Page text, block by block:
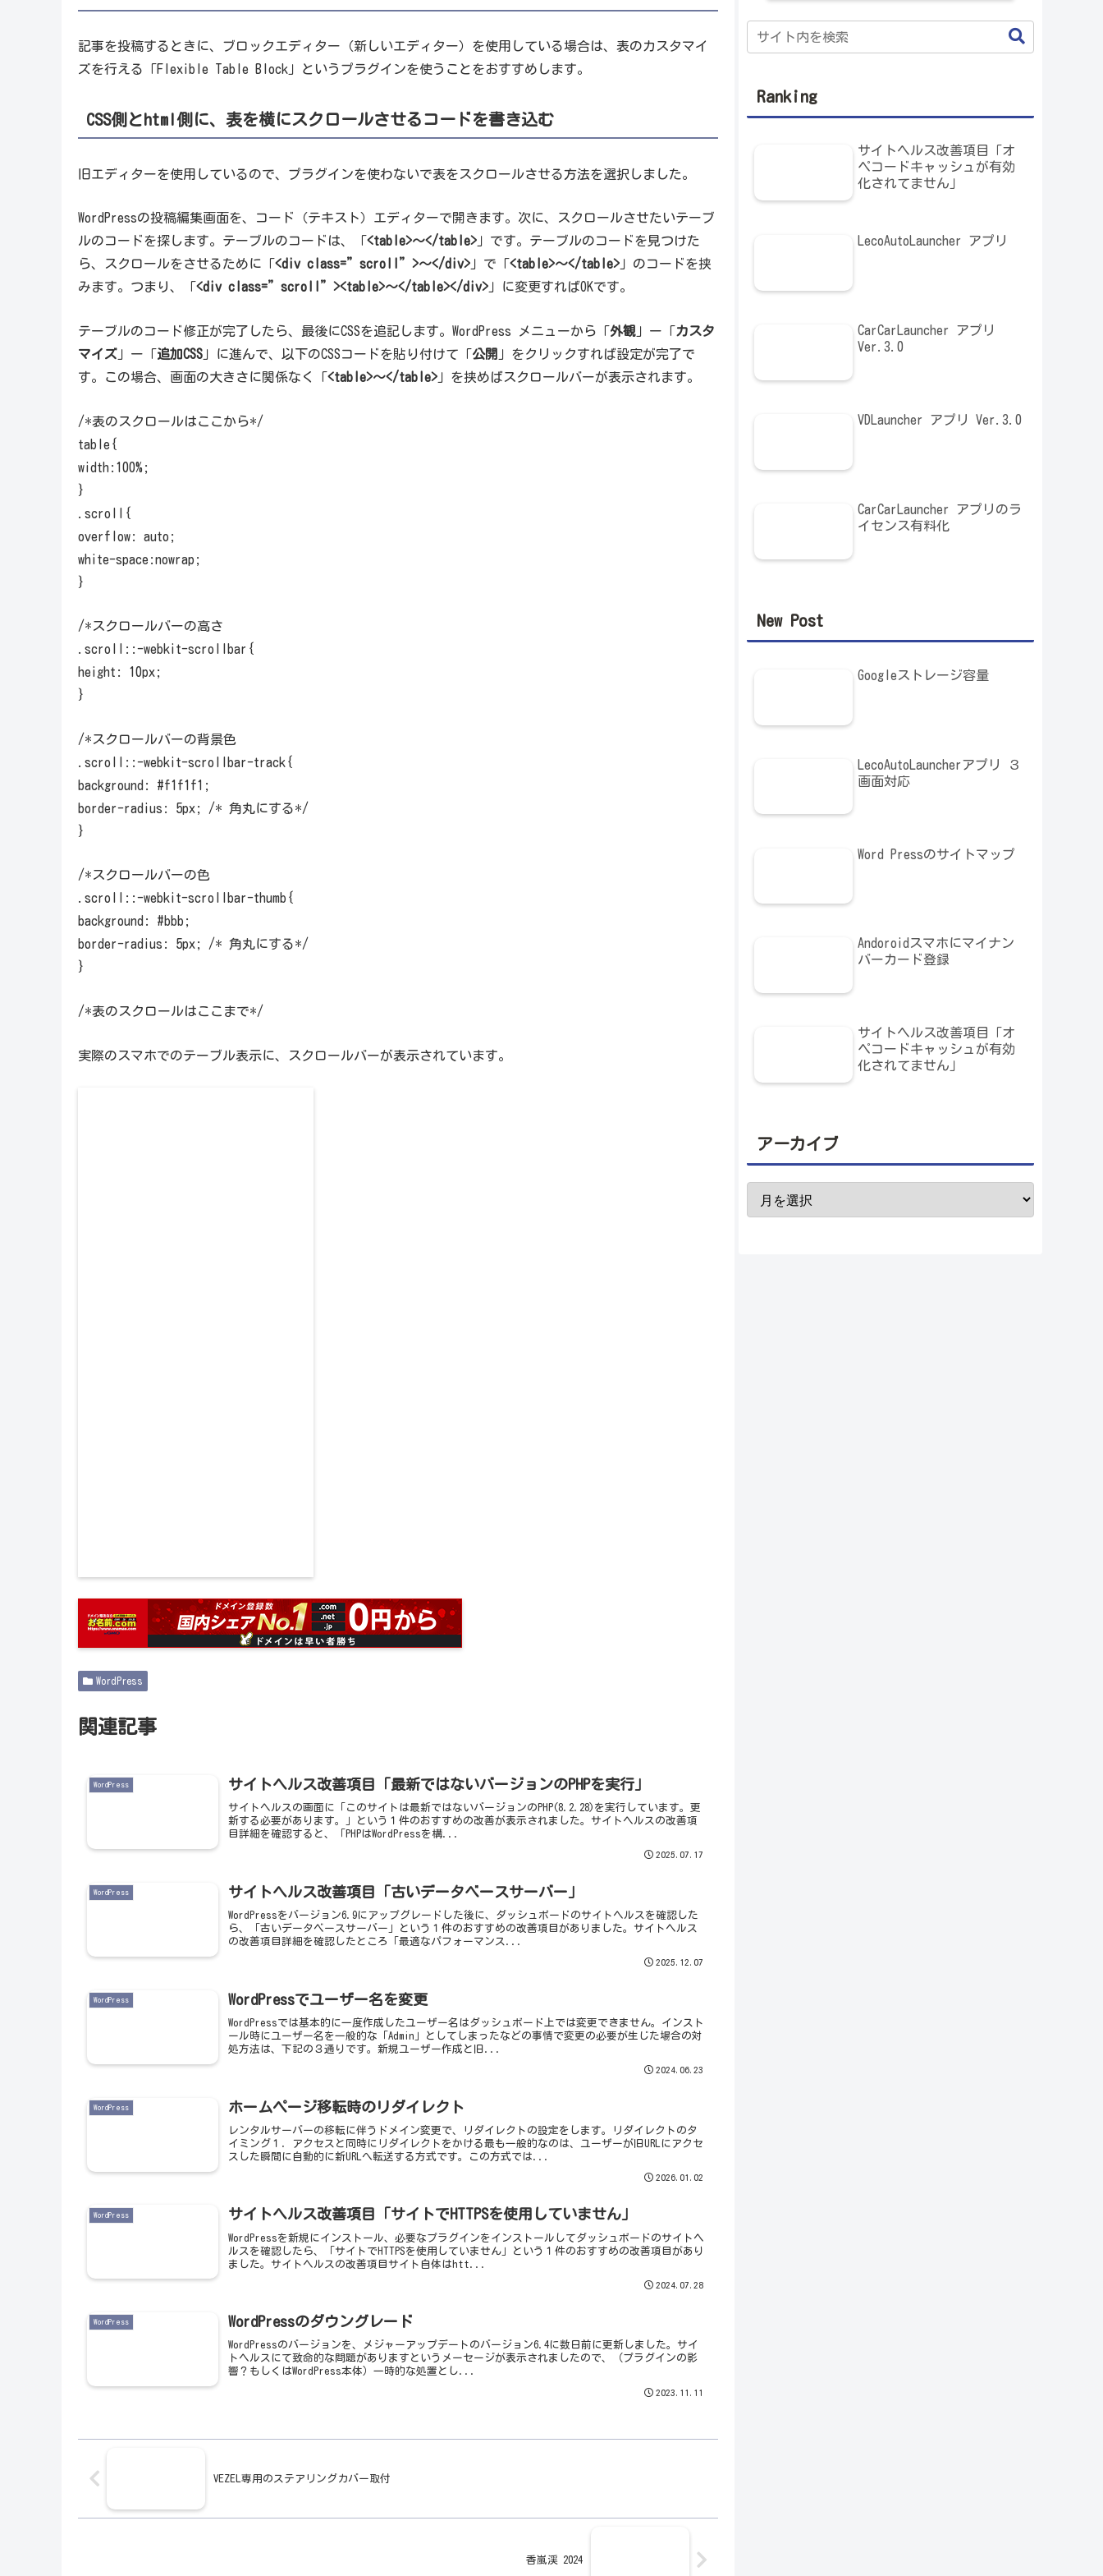
記事を投稿するときに、ブロックエディター（新しいエディター）を使用している場合は、表のカスタマイ
ズを行える「Flexible Table Block」というプラグインを使うことをおすすめします。
CSS側とhtml側に、表を横にスクロールさせるコードを書き込む
旧エディターを使用しているので、プラグインを使わないで表をスクロールさせる方法を選択しました。
WordPressの投稿編集画面を、コード（テキスト）エディターで開きます。次に、スクロールさせたいテーブ
ルのコードを探します。テーブルのコードは、「<table>～</table>」です。テーブルのコードを見つけた
ら、スクロールをさせるために「<div class=”scroll”>～</div>」で「<table>～</table>」のコードを挟
みます。つまり、「<div class=”scroll”><table>～</table></div>」に変更すればOKです。
テーブルのコード修正が完了したら、最後にCSSを追記します。WordPress メニューから「外観」ー「カスタ
マイズ」ー「追加CSS」に進んで、以下のCSSコードを貼り付けて「公開 」をクリックすれば設定が完了で
す。この場合、画面の大きさに関係なく「<table>～</table>」を挟めばスクロールバーが表示されます。
/*表のスクロールはここから*/
table{
width:100%;
}
.scroll{
overflow: auto;
white-space:nowrap;
}
/*スクロールバーの高さ
.scroll::-webkit-scrollbar{
height: 10px;
}
/*スクロールバーの背景色
.scroll::-webkit-scrollbar-track{
background: #f1f1f1;
border-radius: 5px; /* 角丸にする*/
}
/*スクロールバーの色
.scroll::-webkit-scrollbar-thumb{
background: #bbb;
border-radius: 5px; /* 角丸にする*/
}
/*表のスクロールはここまで*/
実際のスマホでのテーブル表示に、スクロールバーが表示されています。
WordPress
関連記事
WordPress サイトヘルス改善項目「最新ではないバージョンのPHPを実行」
サイトヘルスの画面に「このサイトは最新ではないバージョンのPHP(8.2.28)を実行しています。更
新する必要があります。」という１件のおすすめの改善が表示されました。サイトヘルスの改善項
目詳細を確認すると、「PHPはWordPressを構...
2025.07.17
WordPress サイトヘルス改善項目「古いデータベースサーバー」
WordPressをバージョン6.9にアップグレードした後に、ダッシュボードのサイトヘルスを確認した
ら、「古いデータベースサーバー」という１件のおすすめの改善項目がありました。サイトヘルス
の改善項目詳細を確認したところ「最適なパフォーマンス...
2025.12.07
WordPress WordPressでユーザー名を変更
WordPressでは基本的に一度作成したユーザー名はダッシュボード上では変更できません。インスト
ール時にユーザー名を一般的な「Admin」としてしまったなどの事情で変更の必要が生じた場合の対
処方法は、下記の３通りです。新規ユーザー作成と旧...
2024.06.23
WordPress ホームページ移転時のリダイレクト
レンタルサーバーの移転に伴うドメイン変更で、リダイレクトの設定をします。リダイレクトのタ
イミング１．アクセスと同時にリダイレクトをかける最も一般的なのは、ユーザーが旧URLにアクセ
スした瞬間に自動的に新URLへ転送する方式です。この方式では...
2026.01.02
WordPress サイトヘルス改善項目「サイトでHTTPSを使用していません」
WordPressを新規にインストール、必要なプラグインをインストールしてダッシュボードのサイトヘ
ルスを確認したら、「サイトでHTTPSを使用していません」という１件のおすすめの改善項目があり
ました。サイトヘルスの改善項目サイト自体はhtt...
2024.07.28
WordPress WordPressのダウングレード
WordPressのバージョンを、メジャーアップデートのバージョン6.4に数日前に更新しました。サイ
トヘルスにて致命的な問題がありますというメーセージが表示されましたので、（プラグインの影
響？もしくはWordPress本体）一時的な処置とし...
2023.11.11
VEZEL専用のステアリングカバー取付
香嵐渓 2024
Ranking
サイトヘルス改善項目「オ
ペコードキャッシュが有効
化されてません」
LecoAutoLauncher アプリ
CarCarLauncher アプリ
Ver.3.0
VDLauncher アプリ Ver.3.0
CarCarLauncher アプリのラ
イセンス有料化
New Post
Googleストレージ容量
LecoAutoLauncherアプリ ３
画面対応
Word Pressのサイトマップ
Andoroidスマホにマイナン
バーカード登録
サイトヘルス改善項目「オ
ペコードキャッシュが有効
化されてません」
アーカイブ